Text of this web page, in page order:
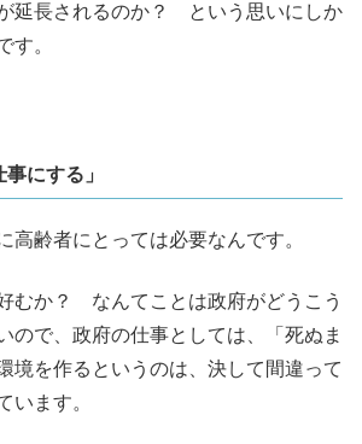
延長されるのか？ という思いにしか
す。
にする」
高齢者にとっては必要なんです。
むか？ なんてことは政府がどうこう
ので、政府の仕事としては、「死ぬま
境を作るというのは、決して間違って
います。